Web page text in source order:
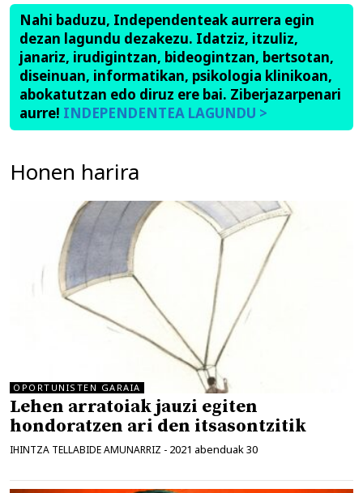
Nahi baduzu, Independenteak aurrera egin
dezan lagundu dezakezu. Idatziz, itzuliz,
janariz, irudigintzan, bideogintzan, bertsotan,
diseinuan, informatikan, psikologia klinikoan,
abokatutzan edo diruz ere bai. Ziberjazarpenari
aurre! INDEPENDENTEA LAGUNDU >
Honen harira
OPORTUNISTEN GARAIA
Lehen arratoiak jauzi egiten
hondoratzen ari den itsasontzitik
IHINTZA TELLABIDE AMUNARRIZ - 2021 abenduak 30